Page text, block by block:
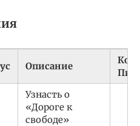
Описание
Узнасть о
«Дороге к
свободе»